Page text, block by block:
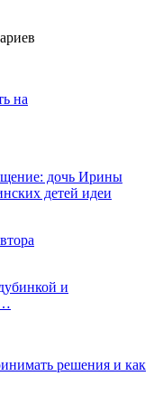
на
дочь Ирины
детей идеи
и
решения и как